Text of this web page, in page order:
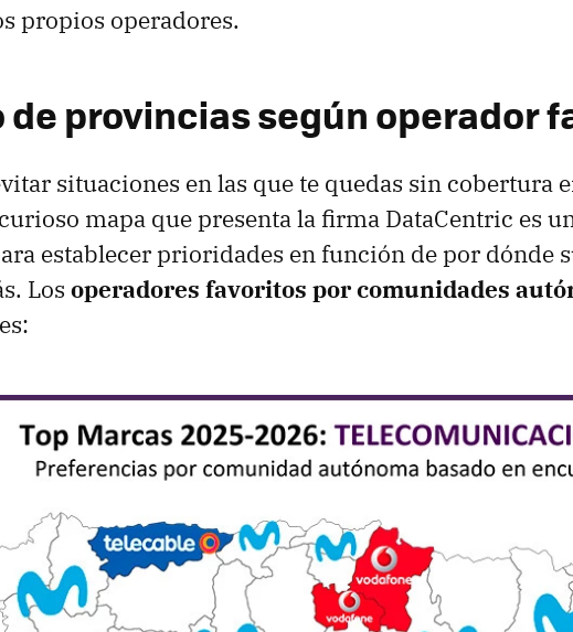
propios operadores.
de provincias según operador
situaciones en las que te quedas sin cobertura
mapa que presenta la firma DataCentric es
establecer prioridades en función de por dónde
Los operadores favoritos por comunidades